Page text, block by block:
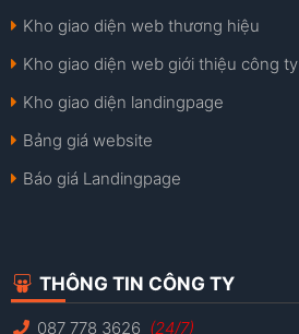
Kho giao diện web thương hiệu
Kho giao diện web giới thiệu công ty
Kho giao diện landingpage
Bảng giá website
Báo giá Landingpage
THÔNG TIN CÔNG TY
087 778 3626 (24/7)